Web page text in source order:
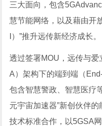
三大面向，包含
慧节能网络，以及藉由开
I）”推升远传新经济成长。
透过签署MOU，远传与
A）架构下的端到端（
包含智慧警政、智慧医疗
元宇宙加速器”新创伙伴
技术标准合作，以5GSA